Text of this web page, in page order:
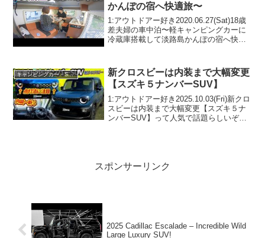
かんぽの宿へ快適旅〜
1:アウトドアー好き2020.06.27(Sat)18歳
差夫婦の車中泊〜軽キャンピングカーに
冷蔵庫搭載して淡路島かんぽの宿へ快適
2020.06.27(Sat)この動画は注目です...
キャンピングカー・SUV人気車種
新クロスビーは内装まで大幅変更
【スズキ５ナンバーSUV】
1:アウトドアー好き2025.10.03(Fri)新クロ
スビーは内装まで大幅変更【スズキ５ナ
ンバーSUV】って人気で話題らしいぞ、
スポンサーリンク
2025 Cadillac Escalade – Incredible Wild
Large Luxury SUV!